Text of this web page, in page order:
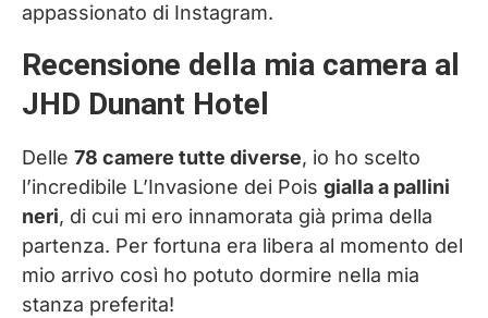
appassionato di Instagram.
Recensione della mia camera al
JHD Dunant Hotel
Delle 78 camere tutte diverse, io ho scelto
l’incredibile L’Invasione dei Pois gialla a pallini
neri, di cui mi ero innamorata già prima della
partenza. Per fortuna era libera al momento del
mio arrivo così ho potuto dormire nella mia
stanza preferita!